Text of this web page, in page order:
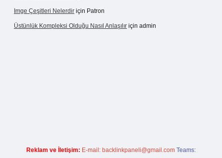
Imge Çeşitleri Nelerdir için Patron
Üstünlük Kompleksi Olduğu Nasıl Anlaşılır için admin
Reklam ve İletişim: E-mail: backlinkpaneli@gmail.com Teams: